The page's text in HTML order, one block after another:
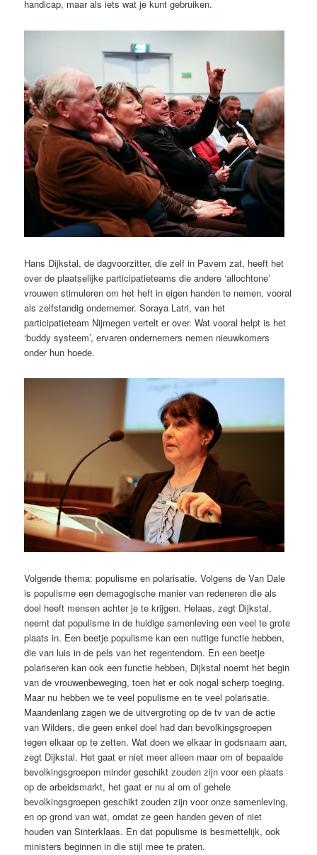
handicap, maar als iets wat je kunt gebruiken.
Hans Dijkstal, de dagvoorzitter, die zelf in Pavem zat, heeft het
over de plaatselijke participatieteams die andere ‘allochtone’
vrouwen stimuleren om het heft in eigen handen te nemen, vooral
als zelfstandig ondernemer. Soraya Latri, van het
participatieteam Nijmegen vertelt er over. Wat vooral helpt is het
‘buddy systeem’, ervaren ondernemers nemen nieuwkomers
onder hun hoede.
Volgende thema: populisme en polarisatie. Volgens de Van Dale
is populisme een demagogische manier van redeneren die als
doel heeft mensen achter je te krijgen. Helaas, zegt Dijkstal,
neemt dat populisme in de huidige samenleving een veel te grote
plaats in. Een beetje populisme kan een nuttige functie hebben,
die van luis in de pels van het regentendom. En een beetje
polariseren kan ook een functie hebben, Dijkstal noemt het begin
van de vrouwenbeweging, toen het er ook nogal scherp toeging.
Maar nu hebben we te veel populisme en te veel polarisatie.
Maandenlang zagen we de uitvergroting op de tv van de actie
van Wilders, die geen enkel doel had dan bevolkingsgroepen
tegen elkaar op te zetten. Wat doen we elkaar in godsnaam aan,
zegt Dijkstal. Het gaat er niet meer alleen maar om of bepaalde
bevolkingsgroepen minder geschikt zouden zijn voor een plaats
op de arbeidsmarkt, het gaat er nu al om of gehele
bevolkingsgroepen geschikt zouden zijn voor onze samenleving,
en op grond van wat, omdat ze geen handen geven of niet
houden van Sinterklaas. En dat populisme is besmettelijk, ook
ministers beginnen in die stijl mee te praten.